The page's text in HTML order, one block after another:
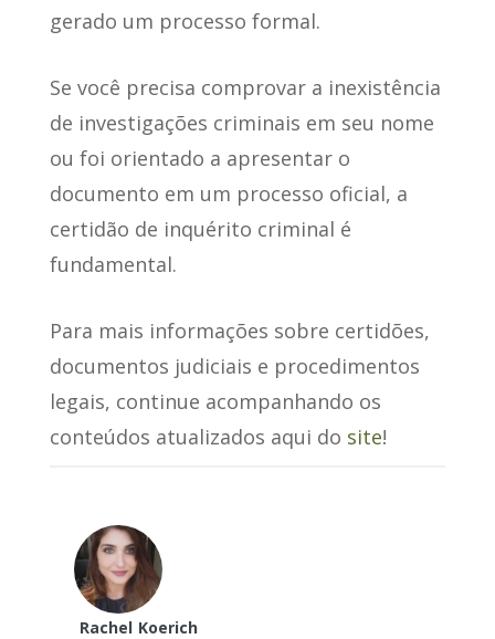
gerado um processo formal.
Se você precisa comprovar a inexistência
de investigações criminais em seu nome
ou foi orientado a apresentar o
documento em um processo oficial, a
certidão de inquérito criminal é
fundamental.
Para mais informações sobre certidões,
documentos judiciais e procedimentos
legais, continue acompanhando os
conteúdos atualizados aqui do site!
Rachel Koerich